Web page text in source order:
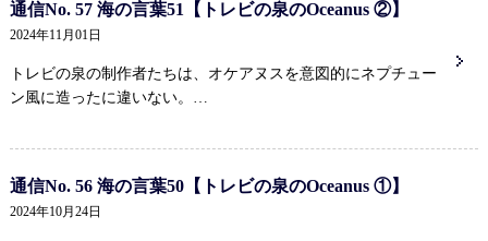
通信No. 57 海の言葉51【トレビの泉のOceanus ②】
2024年11月01日
トレビの泉の制作者たちは、オケアヌスを意図的にネプチュー
ン風に造ったに違いない。…
通信No. 56 海の言葉50【トレビの泉のOceanus ①】
2024年10月24日